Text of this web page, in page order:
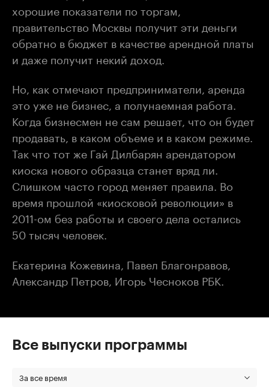
хорошие показатели по торгам,
правительство Москвы получит эти деньги
обратно в бюджет в качестве арендной платы
и даже получит некий доход.
Но, как отмечают предприниматели, аренда
это уже не бизнес, а полунаемная работа.
Когда бизнесмен не сам решает, что он будет
продавать, в каком объеме и в каком режиме.
Так что тот же Гай Дилбарян арендатором
киоска нового образца станет вряд ли.
Слишком часто город меняет правила. Во
время прошлой «киосковой революции» в
2011-ом без работы и своего дела остались
50 тысяч человек.
Екатерина Кожевина, Павел Благонравов,
Александр Петров, Игорь Чесноков РБК.
Все выпуски программы
За все время